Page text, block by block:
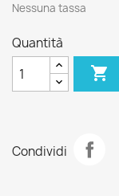
Nessuna tassa
Quantità

Condividi